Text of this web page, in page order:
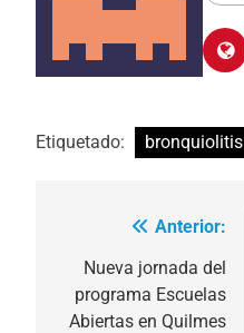
Etiquetado: bronquiolitis
Navegación
de
entradas
Anterior:
Nueva jornada del
programa Escuelas
Abiertas en Quilmes